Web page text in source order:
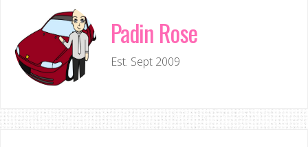
Padin Rose
Est. Sept 2009